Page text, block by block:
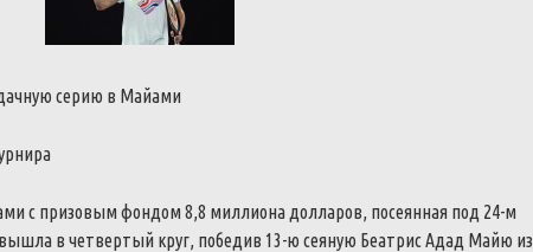
серию в Майами
с призовым фондом 8,8 миллиона долларов, посеянная под 24-м
в четвертый круг, победив 13-ю сеяную Беатрис Адад Майю из